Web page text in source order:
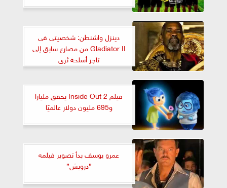
دينزل واشنطن: شخصيتى فى
Gladiator II من مصارع سابق إلى
تاجر أسلحة ثرى
فيلم Inside Out 2 يحقق مليارا
و695 مليون دولار عالميًا
عمرو يوسف بدأ تصوير فيلمه
”درويش”